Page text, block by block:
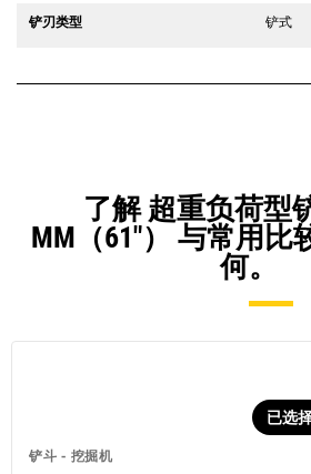
铲刃类型 铲式
了解 超重负荷型
MM（61"） 与常用比
何。
铲斗 - 挖掘机
已选